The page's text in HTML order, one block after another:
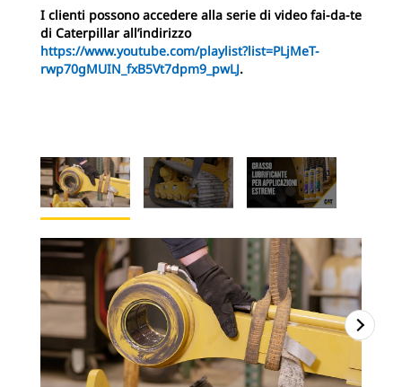
I clienti possono accedere alla serie di video fai-da-te
di Caterpillar all’indirizzo
https://www.youtube.com/playlist?list=PLjMeT-
rwp70gMUIN_fxB5Vt7dpm9_pwLJ.